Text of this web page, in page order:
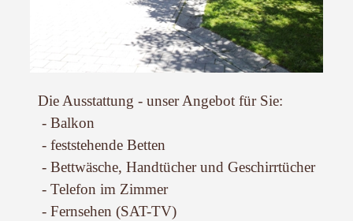
Die Ausstattung - unser Angebot für Sie:
- Balkon
- feststehende Betten
- Bettwäsche, Handtücher und Geschirrtücher
- Telefon im Zimmer
- Fernsehen (SAT-TV)